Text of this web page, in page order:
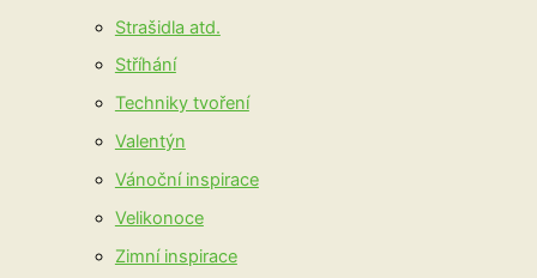
Strašidla atd.
Stříhání
Techniky tvoření
Valentýn
Vánoční inspirace
Velikonoce
Zimní inspirace